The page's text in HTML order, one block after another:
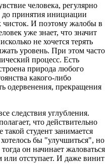
человека, регулярно
принятия инициации
чисток. И поэтому жалобы в
уже знает, что значит
не хочется терять
уровень. При этом часто
процесс. Есть
природа любого
какого-либо
одервенения, прекращения
следствия углубления.
что действительно
студент занимается
бы "улучшиться", но
он начинает жаловаться
или отступает. И даже винит